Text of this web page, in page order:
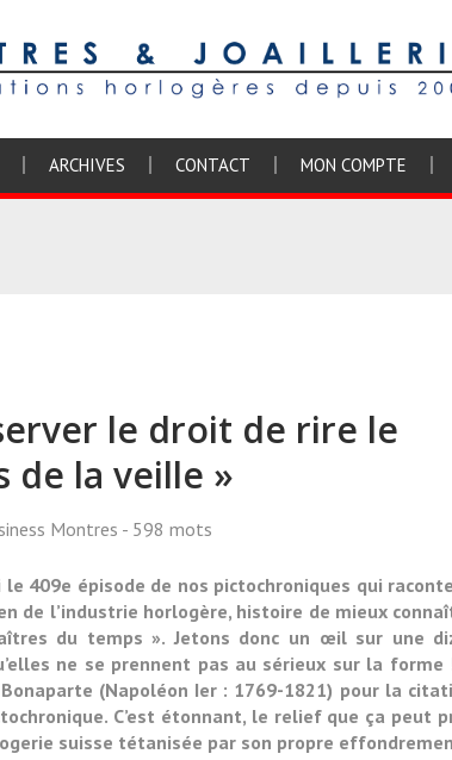
ARCHIVES CONTACT MON COMPTE
le droit de rire le
de la veille »
Montres - 598 mots
409e épisode de nos pictochroniques qui
de l’industrie horlogère, histoire de mieux
du temps ». Jetons donc un œil sur une
ne se prennent pas au sérieux sur la forme
(Napoléon Ier : 1769-1821) pour la
C’est étonnant, le relief que ça peut
suisse tétanisée par son propre